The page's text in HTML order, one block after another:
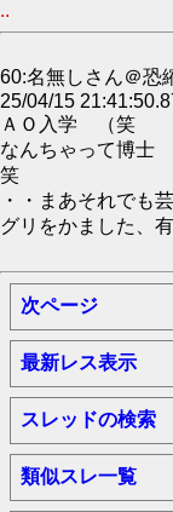
..
60:名無しさん＠恐
25/04/15
ＡＯ入学 （笑
なんちゃって博士
笑
・・まあそれでも
グリをかました、
次ページ
最新レス表示
スレッドの検索
類似スレ一覧